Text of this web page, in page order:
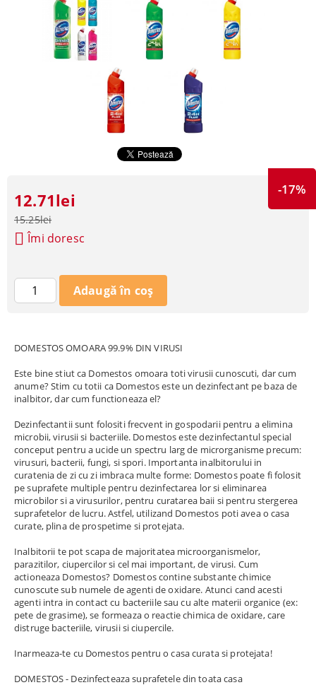
DOMESTOS OMOARA 99.9% DIN VIRUSI
Este bine stiut ca Domestos omoara toti virusii cunoscuti, dar cum
anume? Stim cu totii ca Domestos este un dezinfectant pe baza de
inalbitor, dar cum functioneaza el?
Dezinfectantii sunt folositi frecvent in gospodarii pentru a elimina
microbii, virusii si bacteriile. Domestos este dezinfectantul special
conceput pentru a ucide un spectru larg de microrganisme precum:
virusuri, bacterii, fungi, si spori. Importanta inalbitorului in
curatenia de zi cu zi imbraca multe forme: Domestos poate fi folosit
pe suprafete multiple pentru dezinfectarea lor si eliminarea
microbilor si a virusurilor, pentru curatarea baii si pentru stergerea
suprafetelor de lucru. Astfel, utilizand Domestos poti avea o casa
curate, plina de prospetime si protejata.
Inalbitorii te pot scapa de majoritatea microorganismelor,
parazitilor, ciupercilor si cel mai important, de virusi. Cum
actioneaza Domestos? Domestos contine substante chimice
cunoscute sub numele de agenti de oxidare. Atunci cand acesti
agenti intra in contact cu bacteriile sau cu alte materii organice (ex:
pete de grasime), se formeaza o reactie chimica de oxidare, care
distruge bacteriile, virusii si ciupercile.
Inarmeaza-te cu Domestos pentru o casa curata si protejata!
DOMESTOS - Dezinfecteaza suprafetele din toata casa
-17%
12.71lei
15.25lei
Îmi doresc